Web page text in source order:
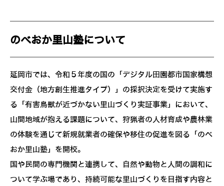
のべおか里山塾について
延岡市では、令和５年度の国の「デジタル田園都市国家構想
交付金（地方創生推進タイプ）」の採択決定を受けて実施す
る「有害鳥獣が近づかない里山づくり実証事業」において、
山間地域が抱える課題について、狩猟者の人材育成や農林業
の体験を通じて新規就業者の確保や移住の促進を図る「のべ
おか里山塾」を開校。
国や民間の専門機関と連携して、自然や動物と人間の調和に
ついて学ぶ場であり、持続可能な里山づくりを目指す内容と